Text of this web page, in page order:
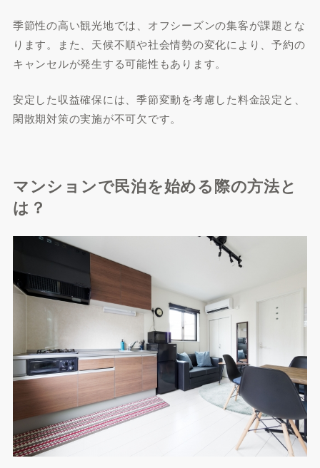
季節性の高い観光地では、オフシーズンの集客が課題とな
ります。また、天候不順や社会情勢の変化により、予約の
キャンセルが発生する可能性もあります。
安定した収益確保には、季節変動を考慮した料金設定と、
閑散期対策の実施が不可欠です。
マンションで民泊を始める際の方法と
は？